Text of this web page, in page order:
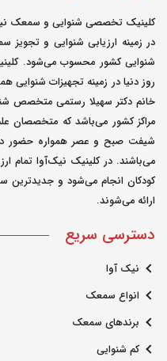
کلینیک تخصصی شنوایی و سمعک
در زمینه ارزیابی شنوایی و تجویز
شنوایی کشور محسوب می‌شود.
روز دنیا در زمینه تجهیزات شنوایی
خانم دکتر سهیلا رستمی متخصص
مراکز کشور می‌باشد که متخصصان
شیفت صبح و عصر همواره حضور
می‌باشند. در کلینیک نیک‌آوا تمام
کودکان انجام می‌شود و جدیدترین
ارائه می‌شوند.
دسترسی سریع
نیک آوا
انواع سمعک
برندهای سمعک
کم شنوایی